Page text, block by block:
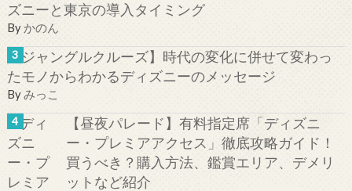
ズニーと東京の導入タイミング
Byかのん
【ジャングルクルーズ】時代の変化に併せて変わっ
たモノからわかるディズニーのメッセージ
Byみっこ
【昼夜パレード】有料指定席「ディズニ
ー・プレミアアクセス」徹底攻略ガイド！
買うべき？購入方法、鑑賞エリア、デメリ
ットなど紹介